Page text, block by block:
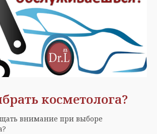
косметолога?
внимание при выборе